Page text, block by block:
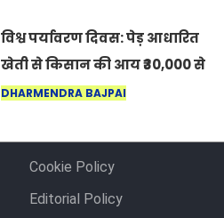
विश्व पर्यावरण दिवस: पेड़ आधारित
खेती से किसान की आय ₹30,000 से
बढ़कर ₹3 लाख प्रति एकड़ हुई
DHARMENDRA BAJPAI
Cookie Policy
Editorial Policy